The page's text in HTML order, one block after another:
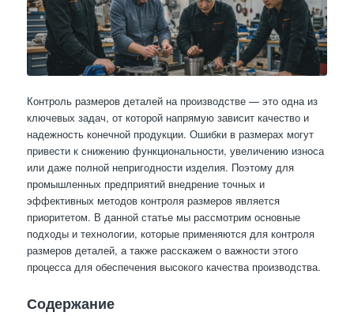
Контроль размеров деталей на производстве — это одна из
ключевых задач, от которой напрямую зависит качество и
надежность конечной продукции. Ошибки в размерах могут
привести к снижению функциональности, увеличению износа
или даже полной непригодности изделия. Поэтому для
промышленных предприятий внедрение точных и
эффективных методов контроля размеров является
приоритетом. В данной статье мы рассмотрим основные
подходы и технологии, которые применяются для контроля
размеров деталей, а также расскажем о важности этого
процесса для обеспечения высокого качества производства.
Содержание